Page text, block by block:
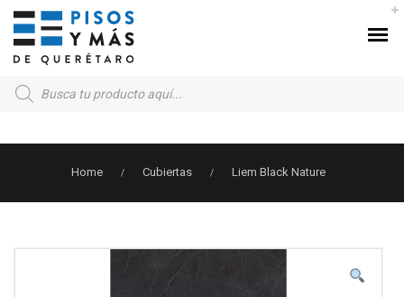
Products
search
Home / Cubiertas / Liem Black Nature